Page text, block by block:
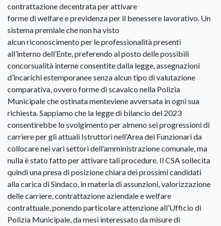
contrattazione decentrata per attivare
forme di welfare e previdenza per il benessere lavorativo. Un
sistema premiale che non ha visto
alcun riconoscimento per le professionalità presenti
all’interno dell’Ente, preferendo al posto delle possibili
concorsualità interne consentite dalla legge, assegnazioni
d’incarichi estemporanee senza alcun tipo di valutazione
comparativa, ovvero forme di scavalco nella Polizia
Municipale che ostinata menteviene avversata in ogni sua
richiesta. Sappiamo che la legge di bilancio del 2023
consentirebbe lo svolgimento per almeno sei progressioni di
carriere per gli attuali Istruttori nell’Area dei Funzionari da
collocare nei vari settori dell’amministrazione comunale, ma
nulla è stato fatto per attivare tali procedure. Il CSA sollecita
quindi una presa di posizione chiara dei prossimi candidati
alla carica di Sindaco, in materia di assunzioni, valorizzazione
delle carriere, contrattazione aziendale e welfare
contrattuale, ponendo particolare attenzione all’Ufficio di
Polizia Municipale, da mesi interessato da misure di